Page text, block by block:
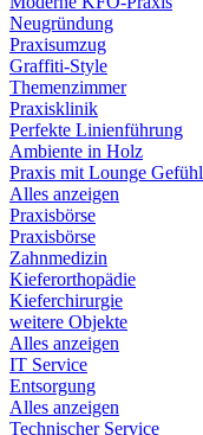
Neugründung
Praxisumzug
Graffiti-Style
Themenzimmer
Praxisklinik
Perfekte Linienführung
Ambiente in Holz
Praxis mit Lounge Gefühl
Alles anzeigen
Praxisbörse
Praxisbörse
Zahnmedizin
Kieferorthopädie
Kieferchirurgie
weitere Objekte
Alles anzeigen
IT Service
Entsorgung
Alles anzeigen
Technischer Service